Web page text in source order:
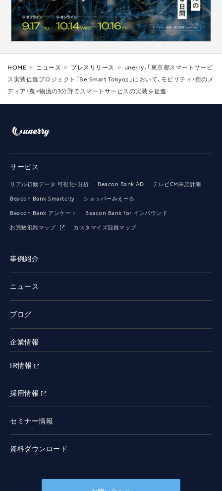
HOME ニュース プレスリリース
unerry、「東京都スマートサービ
ス実装促進プロジェクト『Be Smart Tokyo』」において、モビリティ・街のメ
ディア・農×物流の3分野でスマートサービスの実装を促進
サービス
リアル行動データ 可視化・分析 Beacon Bank AD
テレビCM来店計測
Beacon Bank Smartcity
ショッパーみえーる
Beacon Bank アンケート
Beacon Bank for インバウンド
お買物混雑マップ
カスタマイズ混雑マップ
事例紹介
ニュース
ブログ
企業情報
IR情報
採用情報
セミナー情報
資料ダウンロード